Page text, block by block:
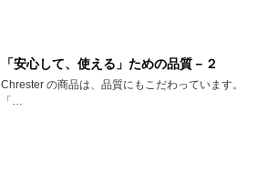
「安心して、使える」ための品質－２
Chrester の商品は、品質にもこだわっています。
「…